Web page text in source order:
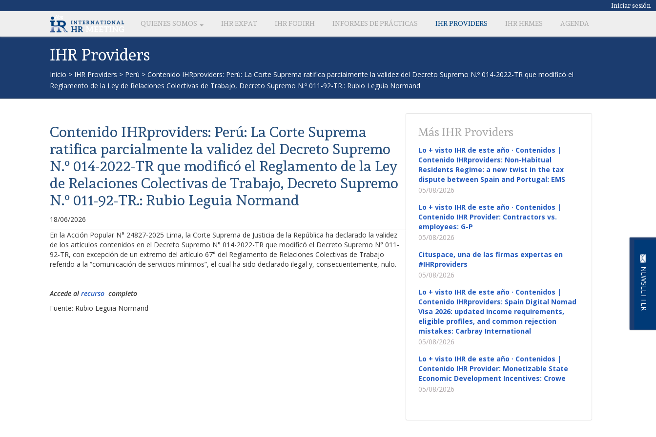
Iniciar sesión
QUIENES SOMOS IHR EXPAT IHR FODIRH INFORMES DE PRÁCTICAS IHR PROVIDERS IHR HRMES AGENDA
NEWSLETTER
IHR Providers
Inicio > IHR Providers > Perú > Contenido IHRproviders: Perú: La Corte Suprema ratifica parcialmente la validez del Decreto Supremo N.º 014-2022-TR que modificó el
Reglamento de la Ley de Relaciones Colectivas de Trabajo, Decreto Supremo N.º 011-92-TR.: Rubio Leguia Normand
Contenido IHRproviders: Perú: La Corte Suprema
ratifica parcialmente la validez del Decreto Supremo
N.º 014-2022-TR que modificó el Reglamento de la Ley
de Relaciones Colectivas de Trabajo, Decreto Supremo
N.º 011-92-TR.: Rubio Leguia Normand
18/06/2026
En la Acción Popular N° 24827-2025 Lima, la Corte Suprema de Justicia de la República ha declarado la validez
de los artículos contenidos en el Decreto Supremo N° 014-2022-TR que modificó el Decreto Supremo N° 011-
92-TR, con excepción de un extremo del artículo 67° del Reglamento de Relaciones Colectivas de Trabajo
referido a la “comunicación de servicios mínimos”, el cual ha sido declarado ilegal y, consecuentemente, nulo.
Accede al recurso completo
Fuente: Rubio Leguia Normand
Más IHR Providers
Lo + visto IHR de este año · Contenidos |
Contenido IHRproviders: Non-Habitual
Residents Regime: a new twist in the tax
dispute between Spain and Portugal: EMS
05/08/2026
Lo + visto IHR de este año · Contenidos |
Contenido IHR Provider: Contractors vs.
employees: G-P
05/08/2026
Cituspace, una de las firmas expertas en
#IHRproviders
05/08/2026
Lo + visto IHR de este año · Contenidos |
Contenido IHRproviders: Spain Digital Nomad
Visa 2026: updated income requirements,
eligible profiles, and common rejection
mistakes: Carbray International
05/08/2026
Lo + visto IHR de este año · Contenidos |
Contenido IHR Provider: Monetizable State
Economic Development Incentives: Crowe
05/08/2026